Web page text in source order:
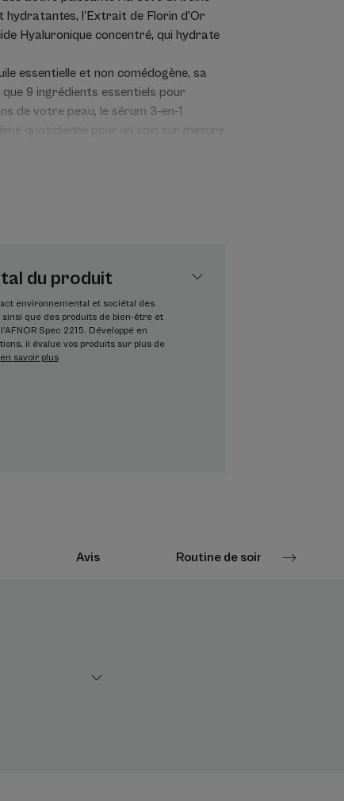
hydratantes, l'Extrait de Florin d’Or
Hyaluronique concentré, qui hydrate
essentielle et non comédogène, sa
9 ingrédients essentiels pour
de votre peau, le sérum 3-en-1
quotidienne pour un soin sur mesure
composé uniquement de 9 ingrédients
soins dermatologiques BIOLOGY
minute¹ et pendant 72H²
protégée face aux aggressions
du produit
environnemental et sociétal des
que des produits de bien-être et
Spec 2215. Développé en
il évalue vos produits sur plus de
savoir plus
Avis Routine de soins